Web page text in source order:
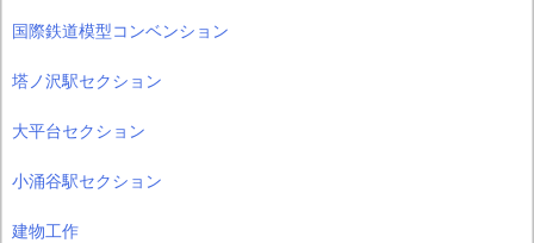
国際鉄道模型コンベンション
塔ノ沢駅セクション
大平台セクション
小涌谷駅セクション
建物工作